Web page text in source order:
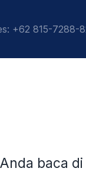
+62 815-7288-
baca